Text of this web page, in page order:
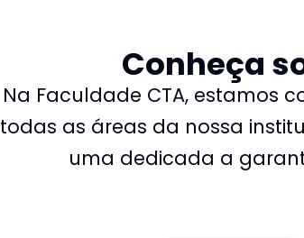
Conheça
Na Faculdade CTA, estamos
todas as áreas da nossa
uma dedicada a